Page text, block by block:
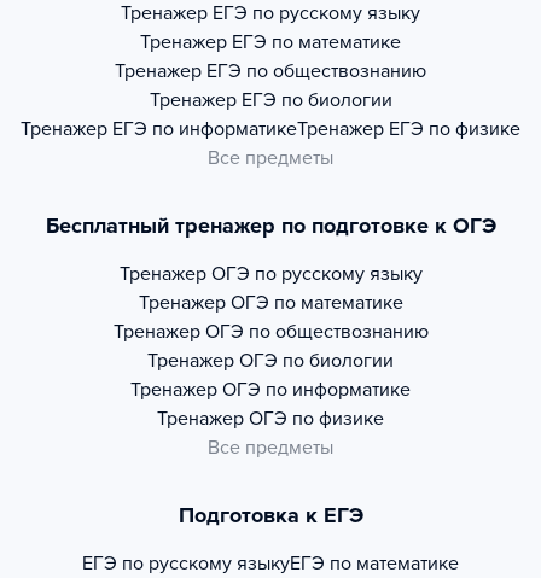
Тренажер ЕГЭ по русскому языку
Тренажер ЕГЭ по математике
Тренажер ЕГЭ по обществознанию
Тренажер ЕГЭ по биологии
Тренажер ЕГЭ по информатикеТренажер ЕГЭ по физике
Все предметы
Бесплатный тренажер по подготовке к ОГЭ
Тренажер ОГЭ по русскому языку
Тренажер ОГЭ по математике
Тренажер ОГЭ по обществознанию
Тренажер ОГЭ по биологии
Тренажер ОГЭ по информатике
Тренажер ОГЭ по физике
Все предметы
Подготовка к ЕГЭ
ЕГЭ по русскому языкуЕГЭ по математике